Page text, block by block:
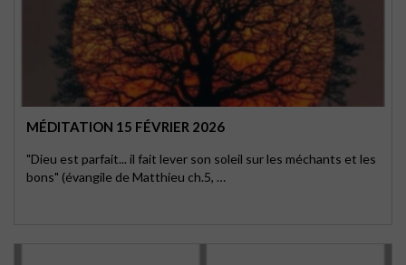
MÉDITATION 15 FÉVRIER 2026
"Dieu est parfait... il fait lever son soleil sur les méchants et les
bons" (évangile de Matthieu ch.5, …